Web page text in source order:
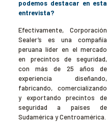
podemos destacar en esta
entrevista?
Efectivamente, Corporación
Sealer’s es una compañía
peruana líder en el mercado
en precintos de seguridad,
con más de 25 años de
experiencia diseñando,
fabricando, comercializando
y exportando precintos de
seguridad a países de
Sudamérica y Centroamérica.